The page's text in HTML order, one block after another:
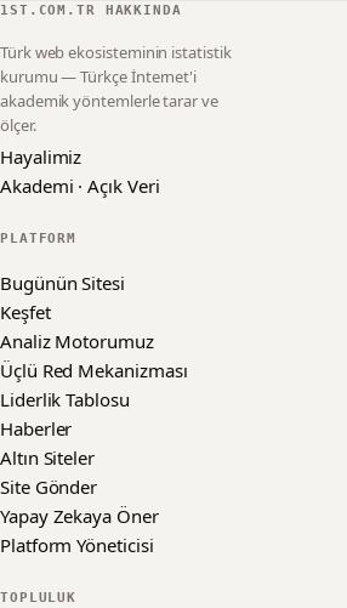
1ST.COM.TR HAKKINDA
Türk web ekosisteminin istatistik
kurumu — Türkçe İnternet'i
akademik yöntemlerle tarar ve
ölçer.
Hayalimiz
Akademi · Açık Veri
PLATFORM
Bugünün Sitesi
Keşfet
Analiz Motorumuz
Üçlü Red Mekanizması
Liderlik Tablosu
Haberler
Altın Siteler
Site Gönder
Yapay Zekaya Öner
Platform Yöneticisi
TOPLULUK